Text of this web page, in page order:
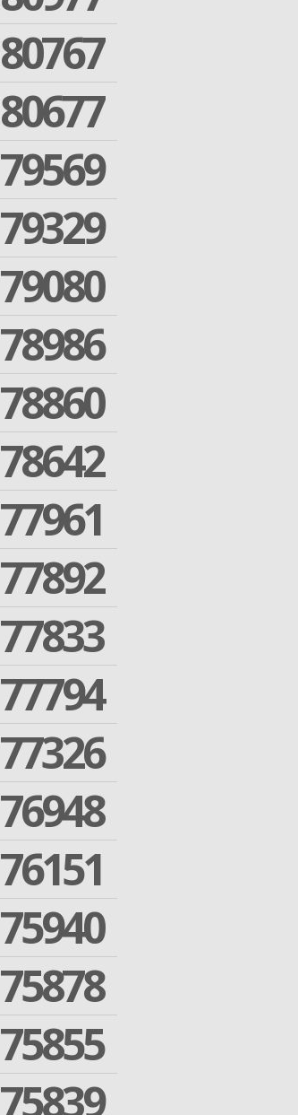
80767
80677
79569
79329
79080
78986
78860
78642
77961
77892
77833
77794
77326
76948
76151
75940
75878
75855
75839